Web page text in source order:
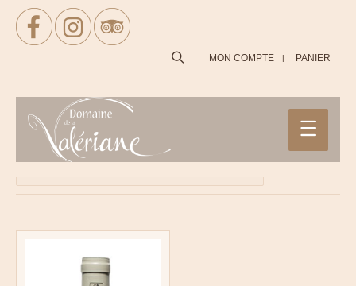
SEARCHMON COMPTE PANIER
Main
Menu
Filtrer
Voici le seul résultat